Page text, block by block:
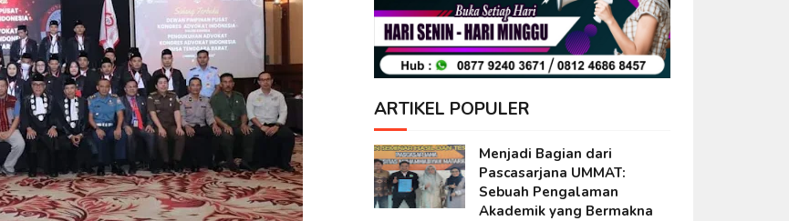
ARTIKEL POPULER
Menjadi Bagian dari
Pascasarjana UMMAT:
Sebuah Pengalaman
Akademik yang Bermakna